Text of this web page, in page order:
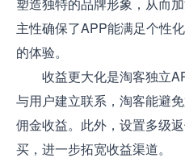
主性确保了APP能满足个性
的体验。
收益更大化是淘客独立
与用户建立联系，淘客能避
佣金收益。此外，设置多级
买，进一步拓宽收益渠道。